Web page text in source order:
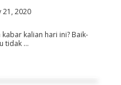
21, 2020
kalian hari ini? Baik-
tidak …